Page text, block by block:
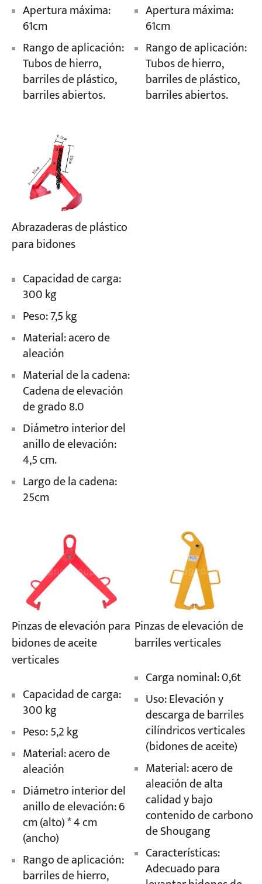
Apertura máxima:
61cm
Rango de aplicación:
Tubos de hierro,
barriles de plástico,
barriles abiertos.
Apertura máxima:
61cm
Rango de aplicación:
Tubos de hierro,
barriles de plástico,
barriles abiertos.
Abrazaderas de plástico
para bidones
Capacidad de carga:
300 kg
Peso: 7,5 kg
Material: acero de
aleación
Material de la cadena:
Cadena de elevación
de grado 8.0
Diámetro interior del
anillo de elevación:
4,5 cm.
Largo de la cadena:
25cm
Pinzas de elevación para
bidones de aceite
verticales
Capacidad de carga:
300 kg
Peso: 5,2 kg
Material: acero de
aleación
Diámetro interior del
anillo de elevación: 6
cm (alto) * 4 cm
(ancho)
Rango de aplicación:
barriles de hierro,
Pinzas de elevación de
barriles verticales
Carga nominal: 0,6t
Uso: Elevación y
descarga de barriles
cilíndricos verticales
(bidones de aceite)
Material: acero de
aleación de alta
calidad y bajo
contenido de carbono
de Shougang
Características:
Adecuado para